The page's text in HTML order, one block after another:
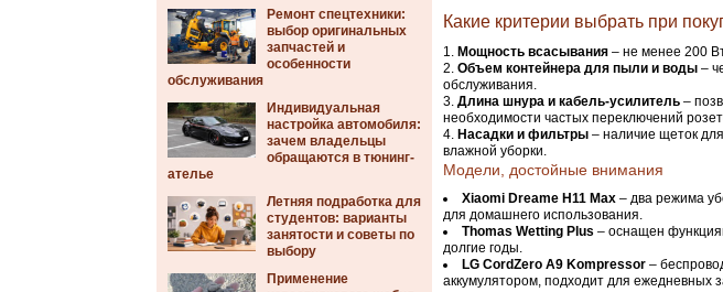
Ремонт спецтехники:
выбор оригинальных
запчастей и
особенности
обслуживания
Индивидуальная
настройка автомобиля:
зачем владельцы
обращаются в тюнинг-
ателье
Летняя подработка для
студентов: варианты
занятости и советы по
выбору
Применение
Какие критерии выбрать при
Мощность всасывания – не менее 200
Объем контейнера для пыли и воды –
обслуживания.
Длина шнура и кабель-усилитель –
необходимости частых переключений
Насадки и фильтры – наличие щеток
влажной уборки.
Модели, достойные внимания
Xiaomi Dreame H11 Max – два режима
для домашнего использования.
Thomas Wetting Plus – оснащен
долгие годы.
LG CordZero A9 Kompressor –
аккумулятором, подходит для ежедневных